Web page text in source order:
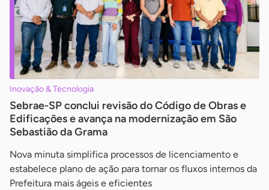
Inovação & Tecnologia
Sebrae-SP conclui revisão do Código de Obras e
Edificações e avança na modernização em São
Sebastião da Grama
Nova minuta simplifica processos de licenciamento e
estabelece plano de ação para tornar os fluxos internos da
Prefeitura mais ágeis e eficientes